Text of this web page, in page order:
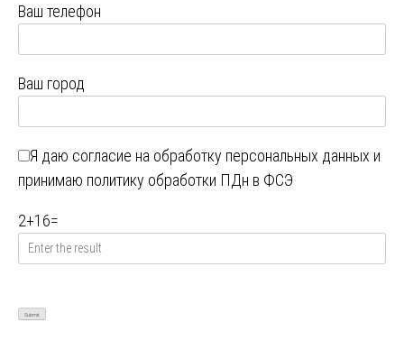
Ваш телефон
Ваш город
Я даю согласие на обработку персональных данных и
принимаю политику обработки ПДн в ФСЭ
2+16=